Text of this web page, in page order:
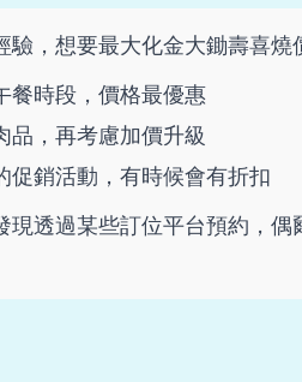
驗，想要最大化金大鋤壽喜
餐時段，價格最優惠
品，再考慮加價升級
促銷活動，有時候會有折扣
現透過某些訂位平台預約，